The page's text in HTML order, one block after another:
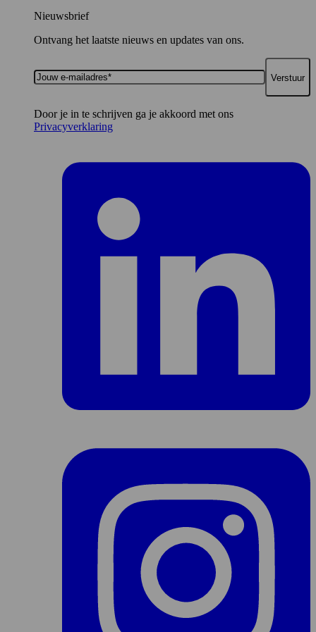
Nieuwsbrief
Ontvang het laatste nieuws en updates van ons.
Jouw
e-
Door je in te schrijven ga je akkoord met ons
Privacyverklaring